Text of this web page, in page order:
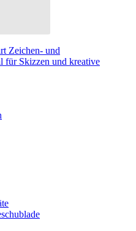
Zeichen- und
für Skizzen und kreative